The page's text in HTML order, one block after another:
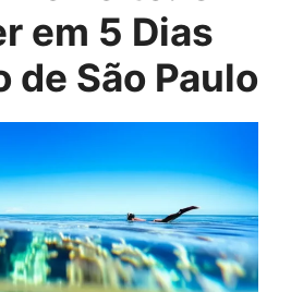
em 5 Dias
de São Paulo